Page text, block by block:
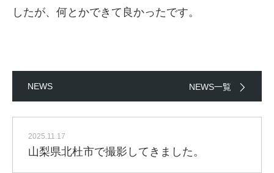
したが、何とかできて良かったです。
NEWS NEWS一覧
2025.11.17
山梨県北杜市で撮影してきました。